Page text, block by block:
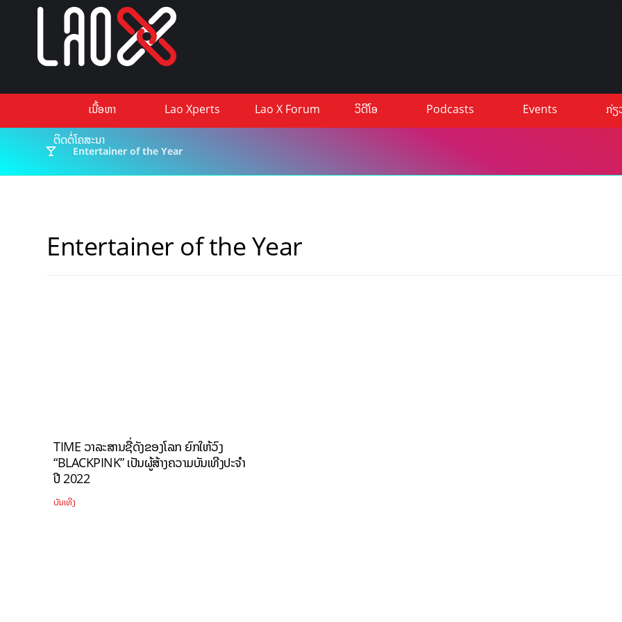
ເນື້ອຫາ Lao Xperts Lao X Forum ວິດີໂອ Podcasts Events
ກ່ຽ
ຕິດຕໍ່ໂຄສະນາ
Entertainer of the Year
Entertainer of the Year
TIME ວາລະສານຊື່ດັງຂອງໂລກ ຍົກໃຫ້ວົງ
“BLACKPINK” ເປັນຜູ້ສ້າງຄວາມບັນເທີງປະຈໍາ
ປີ 2022
ບັນເທີງ